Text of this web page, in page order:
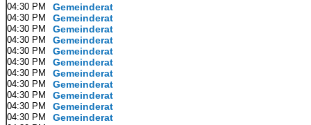
04:30 PM Gemeinderat
04:30 PM Gemeinderat
04:30 PM Gemeinderat
04:30 PM Gemeinderat
04:30 PM Gemeinderat
04:30 PM Gemeinderat
04:30 PM Gemeinderat
04:30 PM Gemeinderat
04:30 PM Gemeinderat
04:30 PM Gemeinderat
04:30 PM Gemeinderat